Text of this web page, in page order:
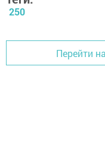
250
Перейти